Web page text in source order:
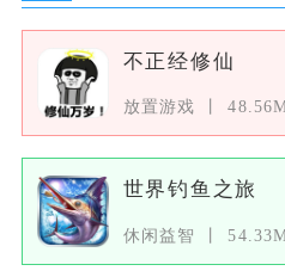
不正经修仙
放置游戏
世界钓鱼之旅
休闲益智